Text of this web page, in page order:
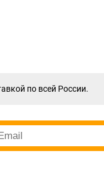
по всей России.